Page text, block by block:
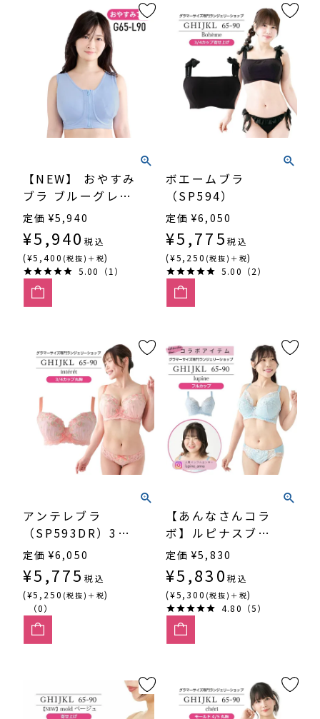
【NEW】 おやすみ
ブラ ブルーグレー
（SP612）
定価 ¥5,940
¥5,940 税込
(¥5,400 (税抜)＋税)
5.00（1）
ボエームブラ
（SP594）
定価 ¥6,050
¥5,775 税込
(¥5,250 (税抜)＋税)
5.00（2）
アンテレブラ
（SP593DR）3/4
カップ丸胸
定価 ¥6,050
¥5,775 税込
(¥5,250 (税抜)＋税)
（0）
【あんなさんコラ
ボ】ルピナスブラ
SP585
定価 ¥5,830
¥5,830 税込
(¥5,300 (税抜)＋税)
4.80（5）